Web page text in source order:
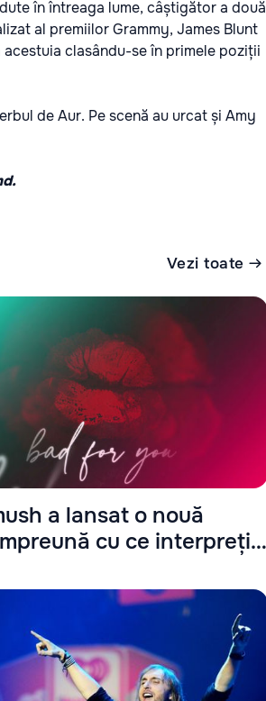
în întreaga lume, câștigător a două
al premiilor Grammy, James Blunt
clasându-se în primele poziții
de Aur. Pe scenă au urcat și Amy
.
Vezi toate
a lansat o nouă
cu ce interpreți